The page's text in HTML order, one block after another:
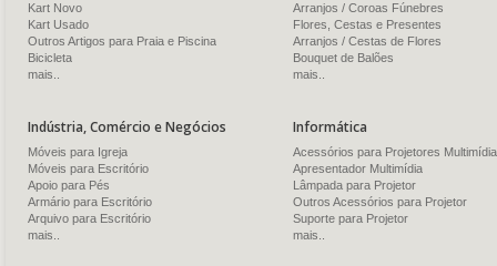
Kart Novo
Kart Usado
Outros Artigos para Praia e Piscina
Bicicleta
mais..
Arranjos / Coroas Fúnebres
Flores, Cestas e Presentes
Arranjos / Cestas de Flores
Bouquet de Balões
mais..
Indústria, Comércio e Negócios
Móveis para Igreja
Móveis para Escritório
Apoio para Pés
Armário para Escritório
Arquivo para Escritório
mais..
Informática
Acessórios para Projetores Multimídia
Apresentador Multimídia
Lâmpada para Projetor
Outros Acessórios para Projetor
Suporte para Projetor
mais..